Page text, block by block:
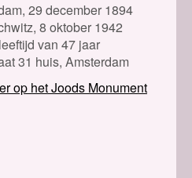
29 december 1894
8 oktober 1942
van 47 jaar
31 huis, Amsterdam
op het Joods Monument